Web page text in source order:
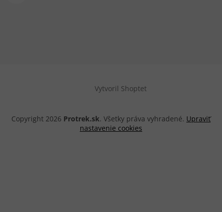
Vytvoril Shoptet
Copyright 2026 Protrek.sk. Všetky práva vyhradené. Upraviť
nastavenie cookies